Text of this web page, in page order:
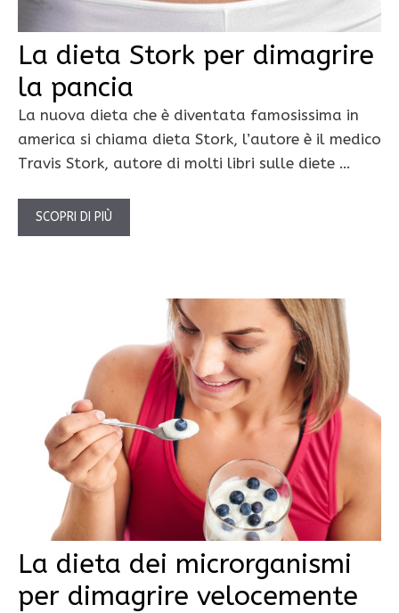
La dieta Stork per dimagrire
la pancia
La nuova dieta che è diventata famosissima in
america si chiama dieta Stork, l’autore è il medico
Travis Stork, autore di molti libri sulle diete …
SCOPRI DI PIÙ
La dieta dei microrganismi
per dimagrire velocemente